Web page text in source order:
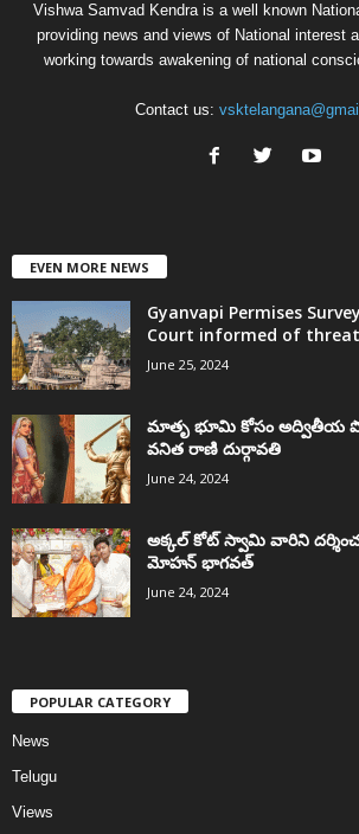
Vishwa Samvad Kendra is a well known
providing news and views of National interest
working towards awakening of national
Contact us:
EVEN MORE NEWS
Gyanvapi Permises
Court informed of
June 25, 2024
మాతృ భూమి కోసం అద్వితీయ
వనిత రాణి దుర్గావతి
June 24, 2024
అక్కల్‌ కోట్‌ స్వామి వారిని
మోహన్ భాగవత్
June 24, 2024
POPULAR CATEGORY
News
Telugu
Views